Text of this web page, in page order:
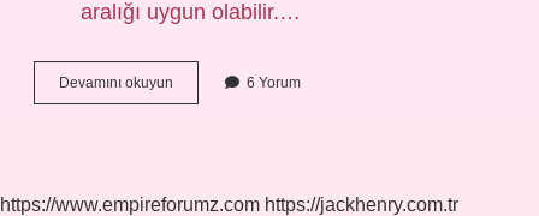
aralığı uygun olabilir.…
Devamını okuyun
Düşük
6 Yorum
https://www.empireforumz.com https://jackhenry.com.tr